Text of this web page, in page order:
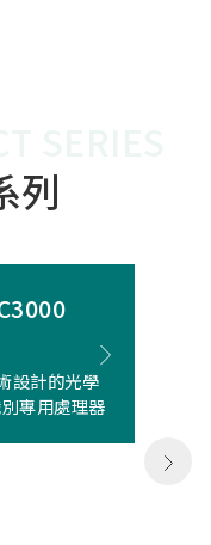
列
設計的光學
專用處理器